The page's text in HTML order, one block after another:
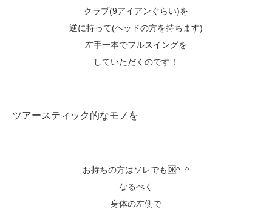
クラブ(9アイアンぐらい)を
逆に持って(ヘッドの方を持ちます)
左手一本でフルスイングを
していただくのです！
ツアースティック的なモノを
お持ちの方はソレでも🆗^_^
なるべく
身体の左側で